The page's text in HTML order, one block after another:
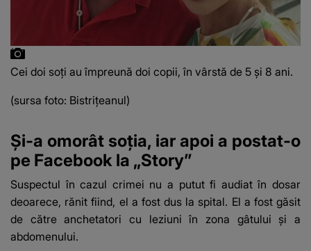
Cei doi soți au împreună doi copii, în vârstă de 5 și 8 ani.
(sursa foto: Bistrițeanul)
Și-a omorât soția, iar apoi a postat-o
pe Facebook la „Story”
Suspectul în cazul crimei nu a putut fi audiat în dosar
deoarece, rănit fiind, el a fost dus la spital. El a fost găsit
de către anchetatori cu leziuni în zona gâtului și a
abdomenului.